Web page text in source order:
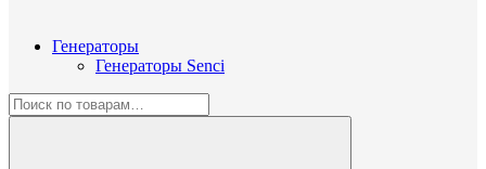
Генераторы
Генераторы Senci